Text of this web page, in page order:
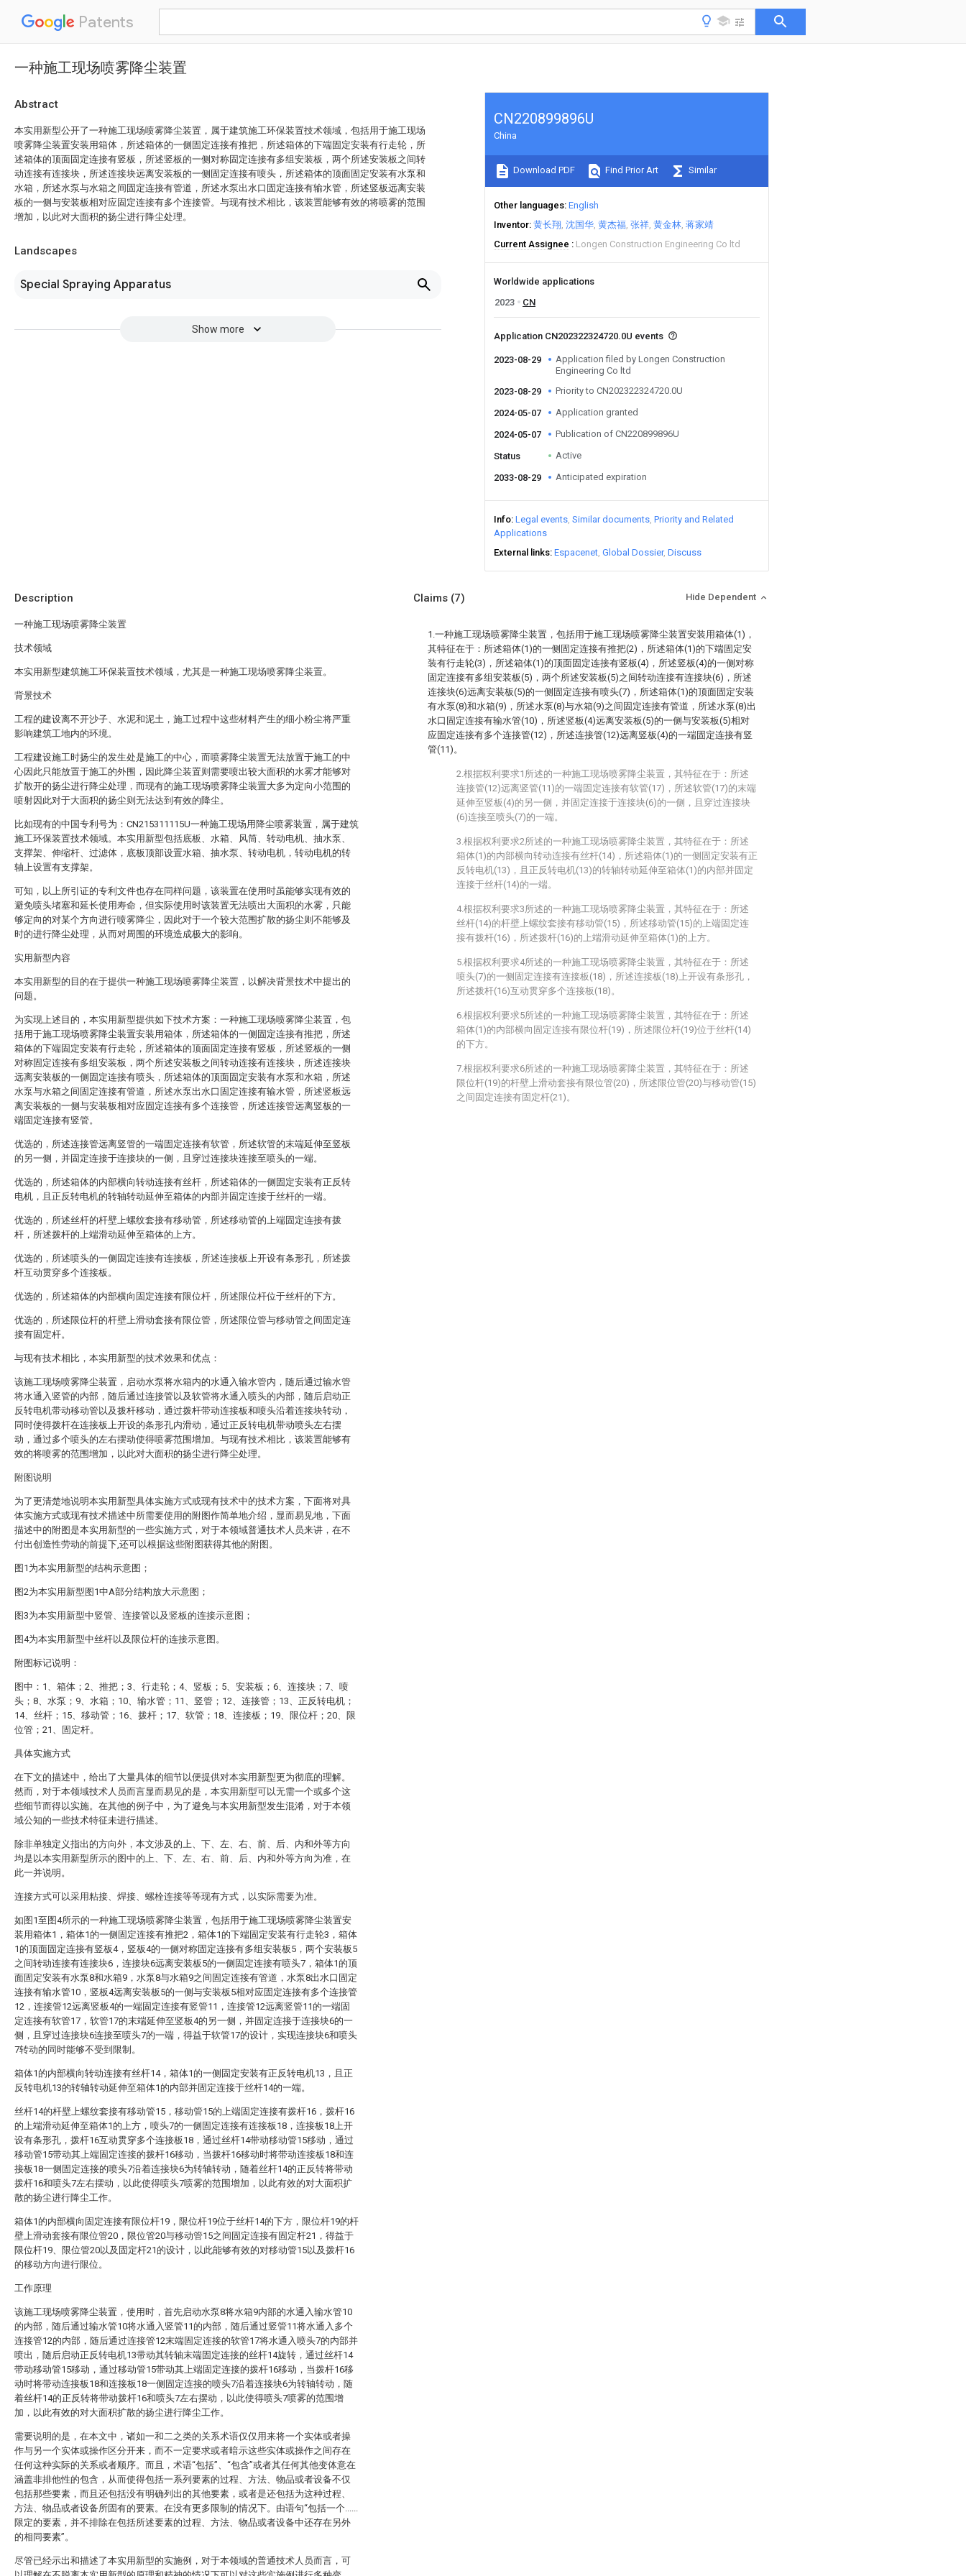
Patents
一种施工现场喷雾降尘装置
Abstract
本实用新型公开了一种施工现场喷雾降尘装置，属于建筑施工环保装置技术领域，包括用于施工现场
喷雾降尘装置安装用箱体，所述箱体的一侧固定连接有推把，所述箱体的下端固定安装有行走轮，所
述箱体的顶面固定连接有竖板，所述竖板的一侧对称固定连接有多组安装板，两个所述安装板之间转
动连接有连接块，所述连接块远离安装板的一侧固定连接有喷头，所述箱体的顶面固定安装有水泵和
水箱，所述水泵与水箱之间固定连接有管道，所述水泵出水口固定连接有输水管，所述竖板远离安装
板的一侧与安装板相对应固定连接有多个连接管。与现有技术相比，该装置能够有效的将喷雾的范围
增加，以此对大面积的扬尘进行降尘处理。
Landscapes
Special Spraying Apparatus
Show more
CN220899896U
China
Download PDF Find Prior Art Similar
Other languages English
Inventor 黄长翔 沈国华 黄杰福 张祥 黄金林 蒋家靖
Current Assignee
Longen Construction Engineering Co ltd
Worldwide applications
2023
CN
Application CN202322324720.0U events
2023-08-29
Application filed by Longen Construction
Engineering Co ltd
2023-08-29
Priority to CN202322324720.0U
2024-05-07 Application granted
2024-05-07 Publication of CN220899896U
Status Active
2033-08-29 Anticipated expiration
Info Legal events Similar documents Priority and Related
Applications
External links Espacenet Global Dossier Discuss
Description
一种施工现场喷雾降尘装置
技术领域
本实用新型建筑施工环保装置技术领域，尤其是一种施工现场喷雾降尘装置。
背景技术
工程的建设离不开沙子、水泥和泥土，施工过程中这些材料产生的细小粉尘将严重
影响建筑工地内的环境。
工程建设施工时扬尘的发生处是施工的中心，而喷雾降尘装置无法放置于施工的中
心因此只能放置于施工的外围，因此降尘装置则需要喷出较大面积的水雾才能够对
扩散开的扬尘进行降尘处理，而现有的施工现场喷雾降尘装置大多为定向小范围的
喷射因此对于大面积的扬尘则无法达到有效的降尘。
比如现有的中国专利号为：CN215311115U一种施工现场用降尘喷雾装置，属于建筑
施工环保装置技术领域。本实用新型包括底板、水箱、风筒、转动电机、抽水泵、
支撑架、伸缩杆、过滤体，底板顶部设置水箱、抽水泵、转动电机，转动电机的转
轴上设置有支撑架。
可知，以上所引证的专利文件也存在同样问题，该装置在使用时虽能够实现有效的
避免喷头堵塞和延长使用寿命，但实际使用时该装置无法喷出大面积的水雾，只能
够定向的对某个方向进行喷雾降尘，因此对于一个较大范围扩散的扬尘则不能够及
时的进行降尘处理，从而对周围的环境造成极大的影响。
实用新型内容
本实用新型的目的在于提供一种施工现场喷雾降尘装置，以解决背景技术中提出的
问题。
为实现上述目的，本实用新型提供如下技术方案：一种施工现场喷雾降尘装置，包
括用于施工现场喷雾降尘装置安装用箱体，所述箱体的一侧固定连接有推把，所述
箱体的下端固定安装有行走轮，所述箱体的顶面固定连接有竖板，所述竖板的一侧
对称固定连接有多组安装板，两个所述安装板之间转动连接有连接块，所述连接块
远离安装板的一侧固定连接有喷头，所述箱体的顶面固定安装有水泵和水箱，所述
水泵与水箱之间固定连接有管道，所述水泵出水口固定连接有输水管，所述竖板远
离安装板的一侧与安装板相对应固定连接有多个连接管，所述连接管远离竖板的一
端固定连接有竖管。
优选的，所述连接管远离竖管的一端固定连接有软管，所述软管的末端延伸至竖板
的另一侧，并固定连接于连接块的一侧，且穿过连接块连接至喷头的一端。
优选的，所述箱体的内部横向转动连接有丝杆，所述箱体的一侧固定安装有正反转
电机，且正反转电机的转轴转动延伸至箱体的内部并固定连接于丝杆的一端。
优选的，所述丝杆的杆壁上螺纹套接有移动管，所述移动管的上端固定连接有拨
杆，所述拨杆的上端滑动延伸至箱体的上方。
优选的，所述喷头的一侧固定连接有连接板，所述连接板上开设有条形孔，所述拨
杆互动贯穿多个连接板。
优选的，所述箱体的内部横向固定连接有限位杆，所述限位杆位于丝杆的下方。
优选的，所述限位杆的杆壁上滑动套接有限位管，所述限位管与移动管之间固定连
接有固定杆。
与现有技术相比，本实用新型的技术效果和优点：
该施工现场喷雾降尘装置，启动水泵将水箱内的水通入输水管内，随后通过输水管
将水通入竖管的内部，随后通过连接管以及软管将水通入喷头的内部，随后启动正
反转电机带动移动管以及拨杆移动，通过拨杆带动连接板和喷头沿着连接块转动，
同时使得拨杆在连接板上开设的条形孔内滑动，通过正反转电机带动喷头左右摆
动，通过多个喷头的左右摆动使得喷雾范围增加。与现有技术相比，该装置能够有
效的将喷雾的范围增加，以此对大面积的扬尘进行降尘处理。
附图说明
为了更清楚地说明本实用新型具体实施方式或现有技术中的技术方案，下面将对具
体实施方式或现有技术描述中所需要使用的附图作简单地介绍，显而易见地，下面
描述中的附图是本实用新型的一些实施方式，对于本领域普通技术人员来讲，在不
付出创造性劳动的前提下,还可以根据这些附图获得其他的附图。
图1为本实用新型的结构示意图；
图2为本实用新型图1中A部分结构放大示意图；
图3为本实用新型中竖管、连接管以及竖板的连接示意图；
图4为本实用新型中丝杆以及限位杆的连接示意图。
附图标记说明：
图中：1、箱体；2、推把；3、行走轮；4、竖板；5、安装板；6、连接块；7、喷
头；8、水泵；9、水箱；10、输水管；11、竖管；12、连接管；13、正反转电机；
14、丝杆；15、移动管；16、拨杆；17、软管；18、连接板；19、限位杆；20、限
位管；21、固定杆。
具体实施方式
在下文的描述中，给出了大量具体的细节以便提供对本实用新型更为彻底的理解。
然而，对于本领域技术人员而言显而易见的是，本实用新型可以无需一个或多个这
些细节而得以实施。在其他的例子中，为了避免与本实用新型发生混淆，对于本领
域公知的一些技术特征未进行描述。
除非单独定义指出的方向外，本文涉及的上、下、左、右、前、后、内和外等方向
均是以本实用新型所示的图中的上、下、左、右、前、后、内和外等方向为准，在
此一并说明。
连接方式可以采用粘接、焊接、螺栓连接等等现有方式，以实际需要为准。
如图1至图4所示的一种施工现场喷雾降尘装置，包括用于施工现场喷雾降尘装置安
装用箱体1，箱体1的一侧固定连接有推把2，箱体1的下端固定安装有行走轮3，箱体
1的顶面固定连接有竖板4，竖板4的一侧对称固定连接有多组安装板5，两个安装板5
之间转动连接有连接块6，连接块6远离安装板5的一侧固定连接有喷头7，箱体1的顶
面固定安装有水泵8和水箱9，水泵8与水箱9之间固定连接有管道，水泵8出水口固定
连接有输水管10，竖板4远离安装板5的一侧与安装板5相对应固定连接有多个连接管
12，连接管12远离竖板4的一端固定连接有竖管11，连接管12远离竖管11的一端固
定连接有软管17，软管17的末端延伸至竖板4的另一侧，并固定连接于连接块6的一
侧，且穿过连接块6连接至喷头7的一端，得益于软管17的设计，实现连接块6和喷头
7转动的同时能够不受到限制。
箱体1的内部横向转动连接有丝杆14，箱体1的一侧固定安装有正反转电机13，且正
反转电机13的转轴转动延伸至箱体1的内部并固定连接于丝杆14的一端。
丝杆14的杆壁上螺纹套接有移动管15，移动管15的上端固定连接有拨杆16，拨杆16
的上端滑动延伸至箱体1的上方，喷头7的一侧固定连接有连接板18，连接板18上开
设有条形孔，拨杆16互动贯穿多个连接板18，通过丝杆14带动移动管15移动，通过
移动管15带动其上端固定连接的拨杆16移动，当拨杆16移动时将带动连接板18和连
接板18一侧固定连接的喷头7沿着连接块6为转轴转动，随着丝杆14的正反转将带动
拨杆16和喷头7左右摆动，以此使得喷头7喷雾的范围增加，以此有效的对大面积扩
散的扬尘进行降尘工作。
箱体1的内部横向固定连接有限位杆19，限位杆19位于丝杆14的下方，限位杆19的杆
壁上滑动套接有限位管20，限位管20与移动管15之间固定连接有固定杆21，得益于
限位杆19、限位管20以及固定杆21的设计，以此能够有效的对移动管15以及拨杆16
的移动方向进行限位。
工作原理
该施工现场喷雾降尘装置，使用时，首先启动水泵8将水箱9内部的水通入输水管10
的内部，随后通过输水管10将水通入竖管11的内部，随后通过竖管11将水通入多个
连接管12的内部，随后通过连接管12末端固定连接的软管17将水通入喷头7的内部并
喷出，随后启动正反转电机13带动其转轴末端固定连接的丝杆14旋转，通过丝杆14
带动移动管15移动，通过移动管15带动其上端固定连接的拨杆16移动，当拨杆16移
动时将带动连接板18和连接板18一侧固定连接的喷头7沿着连接块6为转轴转动，随
着丝杆14的正反转将带动拨杆16和喷头7左右摆动，以此使得喷头7喷雾的范围增
加，以此有效的对大面积扩散的扬尘进行降尘工作。
需要说明的是，在本文中，诸如一和二之类的关系术语仅仅用来将一个实体或者操
作与另一个实体或操作区分开来，而不一定要求或者暗示这些实体或操作之间存在
任何这种实际的关系或者顺序。而且，术语“包括”、“包含”或者其任何其他变体意在
涵盖非排他性的包含，从而使得包括一系列要素的过程、方法、物品或者设备不仅
包括那些要素，而且还包括没有明确列出的其他要素，或者是还包括为这种过程、
方法、物品或者设备所固有的要素。在没有更多限制的情况下。由语句“包括一个......
限定的要素，并不排除在包括所述要素的过程、方法、物品或者设备中还存在另外
的相同要素”。
尽管已经示出和描述了本实用新型的实施例，对于本领域的普通技术人员而言，可
Claims (7) Hide Dependent
1.一种施工现场喷雾降尘装置，包括用于施工现场喷雾降尘装置安装用箱体(1)，
其特征在于：所述箱体(1)的一侧固定连接有推把(2)，所述箱体(1)的下端固定安
装有行走轮(3)，所述箱体(1)的顶面固定连接有竖板(4)，所述竖板(4)的一侧对称
固定连接有多组安装板(5)，两个所述安装板(5)之间转动连接有连接块(6)，所述
连接块(6)远离安装板(5)的一侧固定连接有喷头(7)，所述箱体(1)的顶面固定安装
有水泵(8)和水箱(9)，所述水泵(8)与水箱(9)之间固定连接有管道，所述水泵(8)出
水口固定连接有输水管(10)，所述竖板(4)远离安装板(5)的一侧与安装板(5)相对
应固定连接有多个连接管(12)，所述连接管(12)远离竖板(4)的一端固定连接有竖
管(11)。
2.根据权利要求1所述的一种施工现场喷雾降尘装置，其特征在于：所述
连接管(12)远离竖管(11)的一端固定连接有软管(17)，所述软管(17)的末端
延伸至竖板(4)的另一侧，并固定连接于连接块(6)的一侧，且穿过连接块
(6)连接至喷头(7)的一端。
3.根据权利要求2所述的一种施工现场喷雾降尘装置，其特征在于：所述
箱体(1)的内部横向转动连接有丝杆(14)，所述箱体(1)的一侧固定安装有正
反转电机(13)，且正反转电机(13)的转轴转动延伸至箱体(1)的内部并固定
连接于丝杆(14)的一端。
4.根据权利要求3所述的一种施工现场喷雾降尘装置，其特征在于：所述
丝杆(14)的杆壁上螺纹套接有移动管(15)，所述移动管(15)的上端固定连
接有拨杆(16)，所述拨杆(16)的上端滑动延伸至箱体(1)的上方。
5.根据权利要求4所述的一种施工现场喷雾降尘装置，其特征在于：所述
喷头(7)的一侧固定连接有连接板(18)，所述连接板(18)上开设有条形孔，
所述拨杆(16)互动贯穿多个连接板(18)。
6.根据权利要求5所述的一种施工现场喷雾降尘装置，其特征在于：所述
箱体(1)的内部横向固定连接有限位杆(19)，所述限位杆(19)位于丝杆(14)
的下方。
7.根据权利要求6所述的一种施工现场喷雾降尘装置，其特征在于：所述
限位杆(19)的杆壁上滑动套接有限位管(20)，所述限位管(20)与移动管(15)
之间固定连接有固定杆(21)。